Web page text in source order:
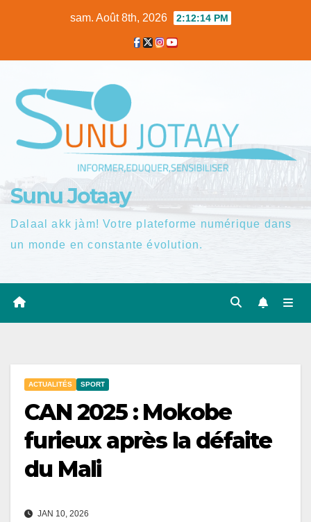
sam. Août 8th, 2026 2:12:15 PM
Sunu Jotaay
Dalaal akk jàm! Votre plateforme numérique dans
un monde en constante évolution.
ACTUALITÉS SPORT
CAN 2025 : Mokobe
furieux après la défaite
du Mali
JAN 10, 2026